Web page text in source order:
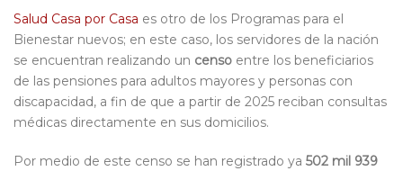
Salud Casa por Casa es otro de los Programas para el
Bienestar nuevos; en este caso, los servidores de la nación
se encuentran realizando un censo entre los beneficiarios
de las pensiones para adultos mayores y personas con
discapacidad, a fin de que a partir de 2025 reciban consultas
médicas directamente en sus domicilios.
Por medio de este censo se han registrado ya 502 mil 939